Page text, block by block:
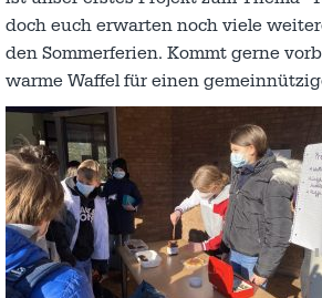
doch euch erwarten noch viele
den Sommerferien. Kommt gerne
warme Waffel für einen